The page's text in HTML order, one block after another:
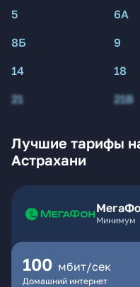
5
6А
8Б
9
14
18
21
21В
Лучшие тарифы
Астрахани
Минимум
100 мбит/сек
Домашний интернет